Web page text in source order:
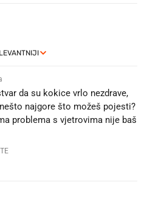
da su kokice vrlo nezdrave,
najgore što možeš pojesti?
problema s vjetrovima nije baš